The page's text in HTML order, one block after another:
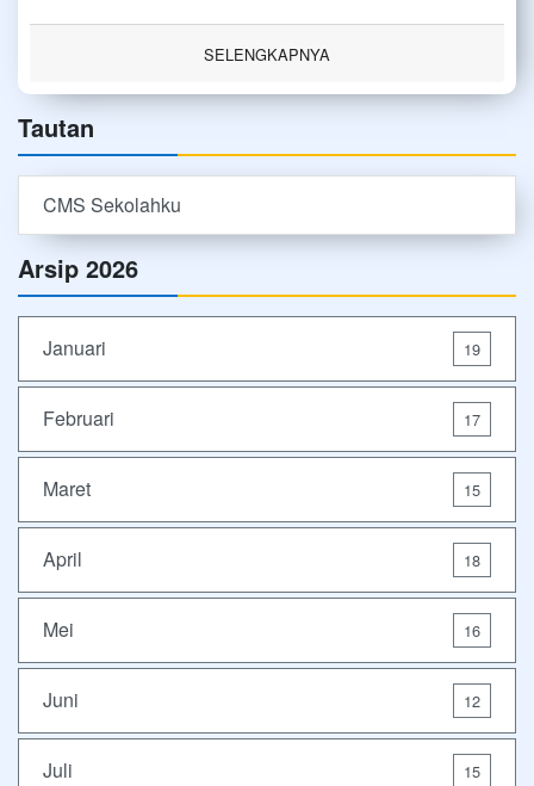
SELENGKAPNYA
Tautan
CMS Sekolahku
Arsip 2026
Januari 19
Februari 17
Maret 15
April 18
Mei 16
Juni 12
Juli 15